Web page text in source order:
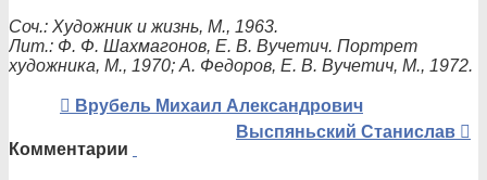
Соч.: Художник и жизнь, М., 1963.
Лит.: Ф. Ф. Шахмагонов, Е. В. Вучетич. Портрет
художника, М., 1970; А. Федоров, Е. В. Вучетич, М., 1972.
Врубель Михаил Александрович
Выспяньский Станислав
Комментарии